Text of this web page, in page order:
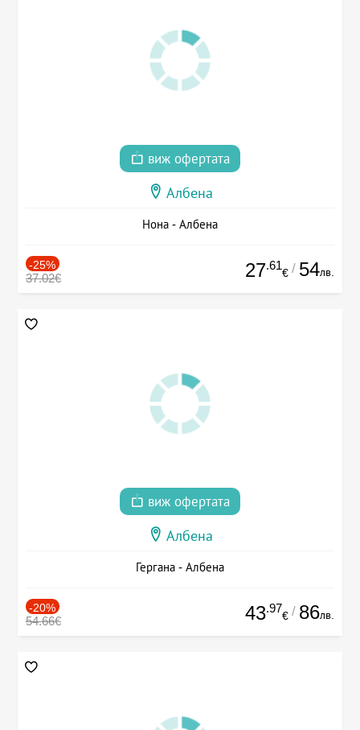
виж офертата
Албена
Нона - Албена
-25%
37.02€ 27.61
€ / 54лв.
виж офертата
Албена
Гергана - Албена
-20%
54.66€ 43.97
€ / 86лв.